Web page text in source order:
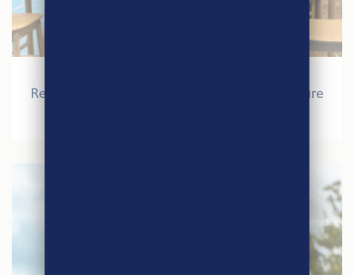
Retour sur le Salon International de l’Agriculture